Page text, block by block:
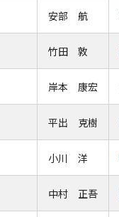
安部 航
竹田 敦
岸本 康宏
平出 克樹
小川 洋
中村 正吾